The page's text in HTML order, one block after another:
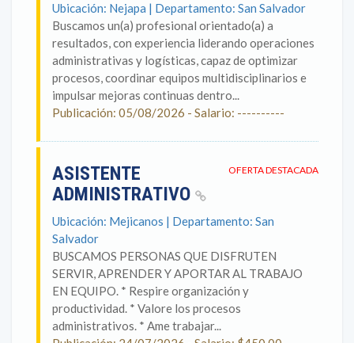
Ubicación: Nejapa | Departamento: San Salvador
Buscamos un(a) profesional orientado(a) a
resultados, con experiencia liderando operaciones
administrativas y logísticas, capaz de optimizar
procesos, coordinar equipos multidisciplinarios e
impulsar mejoras continuas dentro...
Publicación: 05/08/2026 - Salario: ----------
OFERTA DESTACADA
ASISTENTE
ADMINISTRATIVO
Ubicación: Mejicanos | Departamento: San
Salvador
BUSCAMOS PERSONAS QUE DISFRUTEN
SERVIR, APRENDER Y APORTAR AL TRABAJO
EN EQUIPO. * Respire organización y
productividad. * Valore los procesos
administrativos. * Ame trabajar...